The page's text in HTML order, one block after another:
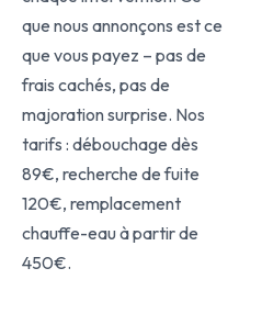
que nous annonçons est ce
que vous payez – pas de
frais cachés, pas de
majoration surprise. Nos
tarifs : débouchage dès
89€, recherche de fuite
120€, remplacement
chauffe-eau à partir de
450€.